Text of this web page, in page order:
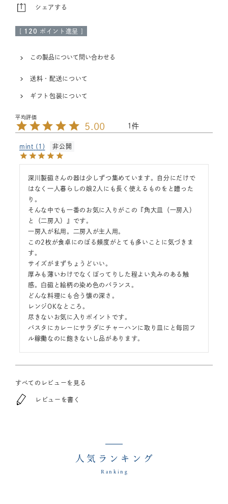
シェアする
120 ポイント進呈 ]
この製品について問い合わせる
送料・配送について
ギフト包装について
5.00 1
mint 1 非公開
深川製磁さんの器は少しずつ集めています。自分にだけで
はなく一人暮らしの娘2人にも長く使えるものをと贈った
り。
そんな中でも一番のお気に入りがこの『角大皿（一房入）
と（二房入）』です。
一房入が私用。二房入が主人用。
この2枚が食卓にのぼる頻度がとても多いことに気づきま
す。
サイズがまずちょうどいい。
厚みも薄いわけでなくぽってりした程よい丸みのある触
感。白磁と絵柄の染め色のバランス。
どんな料理にも合う懐の深さ。
レンジOKなところ。
尽きないお気に入りポイントです。
パスタにカレーにサラダにチャーハンに取り皿にと毎回フ
ル稼働なのに飽きないし品があります。
すべてのレビューを見る
レビューを書く
人気ランキング
Ranking